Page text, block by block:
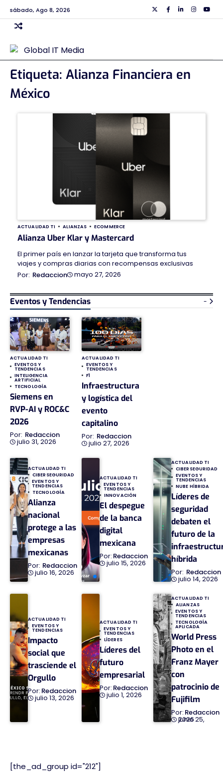
Skip
to
content
sábado, Ago 8, 2026 TwiiterFacebook
Linkedin
Etiqueta: Alianza Financiera en
México
ACTUALIDAD TI ALIANZAS ECOMMERCE
Alianza Uber Klar y Mastercard
El primer país en lanzar la tarjeta que transforma tus
viajes y compras diarias con recompensas exclusivas
Redaccion
mayo 27, 2026
Eventos y Tendencias -
ACTUALIDAD TI
EVENTOS Y
TENDENCIAS
INTELIGENCIA
ARTIFICIAL
TECNOLOGÍA
Siemens en
RVP-AI y ROC&C
2026
Redaccion
julio 31, 2026
ACTUALIDAD TI
EVENTOS Y
TENDENCIAS
F1
Infraestructura
y logística del
evento
capitalino
Redaccion
julio 27, 2026
ACTUALIDAD TI
CIBERSEGURIDAD
EVENTOS Y
TENDENCIAS
TECNOLOGÍA
Alianza
nacional
protege a las
empresas
mexicanas
Redaccion
julio 16, 2026
ACTUALIDAD TI
EVENTOS Y
TENDENCIAS
INNOVACIÓN
El despegue
de la banca
digital
mexicana
Redaccion
julio 15, 2026
ACTUALIDAD TI
CIBERSEGURIDAD
EVENTOS Y
TENDENCIAS
NUBE HÍBRIDA
Líderes de
seguridad
debaten el
futuro de la
híbrida
Redaccion
julio 14, 2026
ACTUALIDAD TI
EVENTOS Y
TENDENCIAS
Impacto
social que
trasciende el
Orgullo
Redaccion
julio 13, 2026
ACTUALIDAD TI
EVENTOS Y
TENDENCIAS
LÍDERES
Líderes del
futuro
empresarial
Redaccion
julio 1, 2026
ACTUALIDAD TI
ALIANZAS
EVENTOS Y
TENDENCIAS
TECNOLOGÍA
APLICADA
World Press
Photo en el
Franz Mayer
con
patrocinio de
Fujifilm
Redaccion
junio 25, 2026
[the_ad_group id="212"]